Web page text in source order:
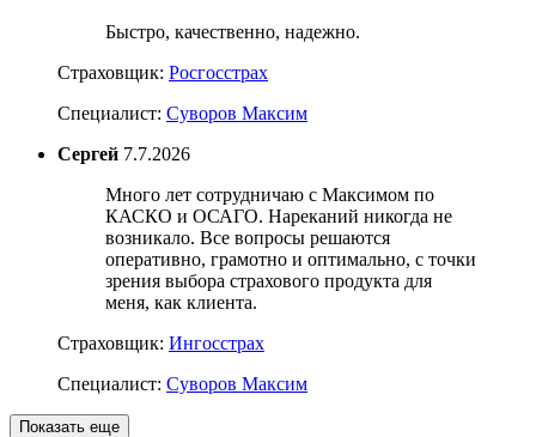
Быстро, качественно, надежно.
Страховщик: Росгосстрах
Специалист: Суворов Максим
Сергей 7.7.2026
Много лет сотрудничаю с Максимом по
КАСКО и ОСАГО. Нареканий никогда не
возникало. Все вопросы решаются
оперативно, грамотно и оптимально, с точки
зрения выбора страхового продукта для
меня, как клиента.
Страховщик: Ингосстрах
Специалист: Суворов Максим
Показать еще